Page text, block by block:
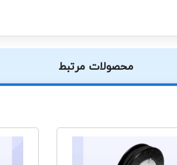
محصولات مرتبط